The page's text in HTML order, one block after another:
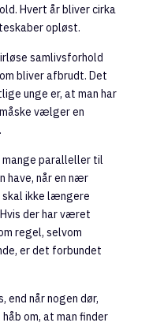
Hvert år bliver cirka
opløst.
samlivsforhold
bliver afbrudt. Det
unge er, at man har
vælger en
paralleller til
have, når en nær
skal ikke længere
der har været
regel, selvom
er det forbundet
end når nogen dør,
om, at man finder